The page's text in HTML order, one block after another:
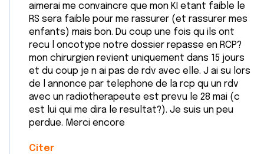
publicité et d'analyse, qui peuvent combiner celles-ci
avec d'autres informations que vous leur avez fournies
ou qu'ils ont collectées lors de votre utilisation de leurs
services.
aimerai me convaincre que mon KI etant faible le
RS sera faible pour me rassurer (et rassurer mes
enfants) mais bon. Du coup une fois qu ils ont
recu l oncotype notre dossier repasse en RCP?
mon chirurgien revient uniquement dans 15 jours
et du coup je n ai pas de rdv avec elle. J ai su lors
de l annonce par telephone de la rcp qu un rdv
avec un radiotherapeute est prevu le 28 mai (c
est lui qui me dira le resultat?). Je suis un peu
perdue. Merci encore
Citer